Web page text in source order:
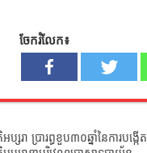
ចែករំលែក៖
អប្សរា ប្រារព្ធខួប៣០ឆ្នាំនៃការបង្កើត